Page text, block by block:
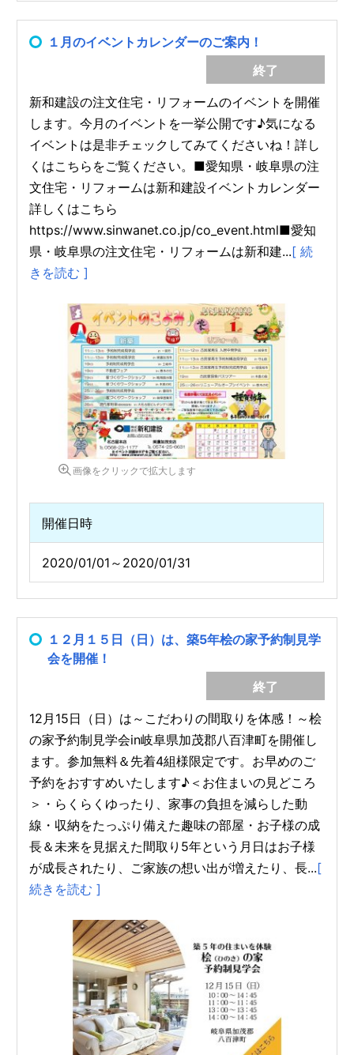
１月のイベントカレンダーのご案内！
終了
新和建設の注文住宅・リフォームのイベントを開催
します。今月のイベントを一挙公開です♪気になる
イベントは是非チェックしてみてくださいね！詳し
くはこちらをご覧ください。■愛知県・岐阜県の注
文住宅・リフォームは新和建設イベントカレンダー
詳しくはこちら
https://www.sinwanet.co.jp/co_event.html■愛知
県・岐阜県の注文住宅・リフォームは新和建...[ 続
きを読む ]
画像をクリックで拡大します
開催日時
2020/01/01～2020/01/31
１２月１５日（日）は、築5年桧の家予約制見学
会を開催！
終了
12月15日（日）は～こだわりの間取りを体感！～桧
の家予約制見学会in岐阜県加茂郡八百津町を開催し
ます。参加無料＆先着4組様限定です。お早めのご
予約をおすすめいたします♪＜お住まいの見どころ
＞・らくらくゆったり、家事の負担を減らした動
線・収納をたっぷり備えた趣味の部屋・お子様の成
長＆未来を見据えた間取り5年という月日はお子様
が成長されたり、ご家族の想い出が増えたり、長...[
続きを読む ]